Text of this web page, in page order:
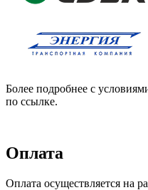
Более подробнее с
по ссылке.
Оплата
Оплата осуществляется на